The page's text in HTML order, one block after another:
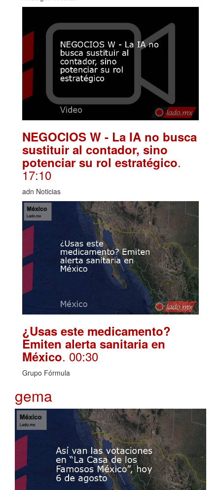
NEGOCIOS W - La IA no busca
sustituir al contador, sino
potenciar su rol estratégico.
17:10
adn Noticias
¿Usas este medicamento?
Emiten alerta sanitaria en
México. 00:30
Grupo Fórmula
gema